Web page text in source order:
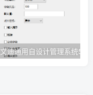
文迪通用自设计管理系统